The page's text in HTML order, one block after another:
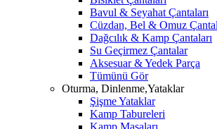
Bavul & Seyahat Çantaları
Cüzdan, Bel & Omuz
Dağcılık & Kamp Çantaları
Su Geçirmez Çantalar
Aksesuar & Yedek Parça
Tümünü Gör
Oturma, Dinlenme,Yataklar
Şişme Yataklar
Kamp Tabureleri
Kamp Masaları